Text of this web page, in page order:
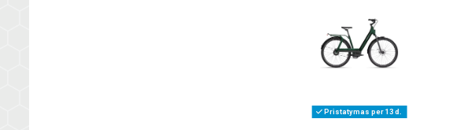
Pristatymas per 13 d.